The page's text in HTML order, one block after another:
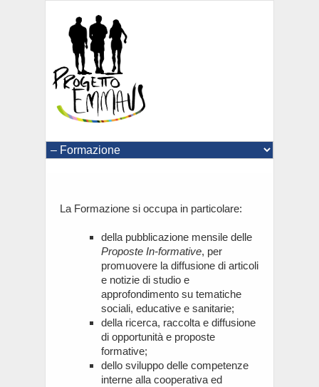
La Formazione si occupa in particolare:
della pubblicazione mensile delle
Proposte In-formative, per
promuovere la diffusione di articoli
e notizie di studio e
approfondimento su tematiche
sociali, educative e sanitarie;
della ricerca, raccolta e diffusione
di opportunità e proposte
formative;
dello sviluppo delle competenze
interne alla cooperativa ed